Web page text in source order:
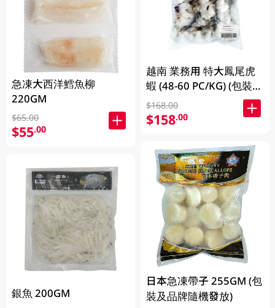
急凍大西洋鱈魚柳
220GM
$65.00
$55.00
銀魚 200GM
越南 業務用 特大鳳尾虎
蝦 (48-60 PC/KG) (包裝及
品牌隨機發放)
$168.00
$158.00
日本急凍帶子 255GM (包
裝及品牌隨機發放)